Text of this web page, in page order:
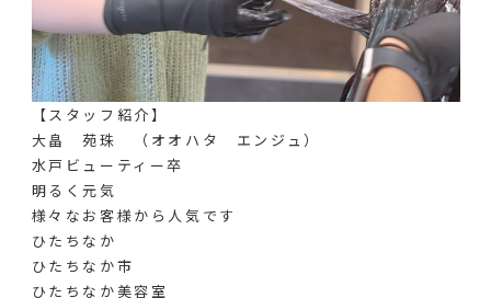
【スタッフ紹介】
大畠 苑珠 （オオハタ エンジュ）
水戸ビューティー卒
明るく元気
様々なお客様から人気です️
ひたちなか
ひたちなか市
ひたちなか美容室